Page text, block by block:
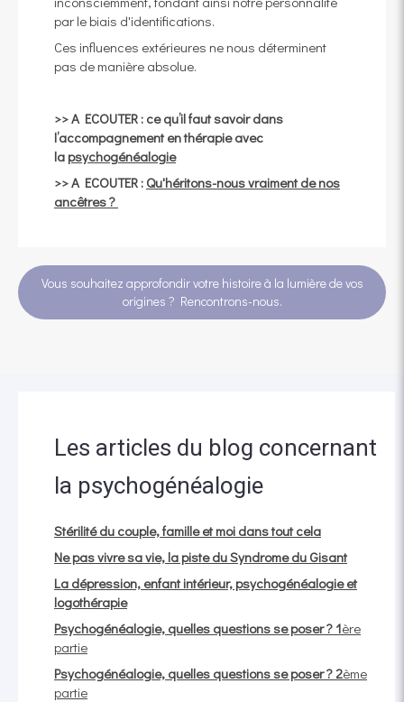
par le biais d'identifications.
Ces influences extérieures ne nous déterminent
pas de manière absolue.
>> A ECOUTER : ce qu’il faut savoir dans
l’accompagnement en thérapie avec
la psychogénéalogie
>> A ECOUTER : Qu'héritons-nous vraiment de nos
ancêtres ?
Vous souhaitez approfondir votre histoire à la lumière de vos
origines ? Rencontrons-nous.
Les articles du blog concernant
la psychogénéalogie
Stérilité du couple, famille et moi dans tout cela
Ne pas vivre sa vie, la piste du Syndrome du Gisant
La dépression, enfant intérieur, psychogénéalogie et
logothérapie
Psychogénéalogie, quelles questions se poser ? 1ère
partie
Psychogénéalogie, quelles questions se poser ?2ème
partie